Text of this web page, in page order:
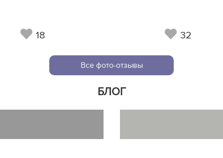
18 32
Все фото-отзывы
БЛОГ